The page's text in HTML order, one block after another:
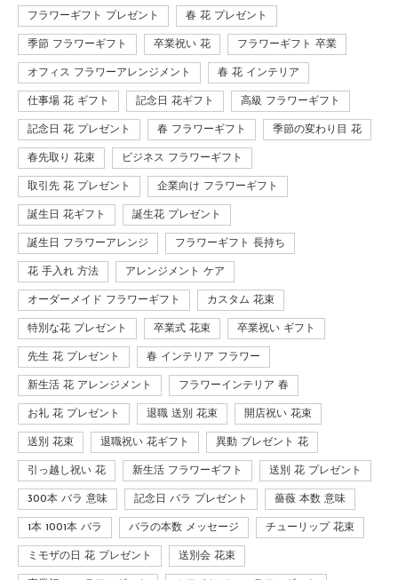
フラワーギフト プレゼント 春 花 プレゼント
季節 フラワーギフト 卒業祝い 花 フラワーギフト 卒業
オフィス フラワーアレンジメント 春 花 インテリア
仕事場 花 ギフト 記念日 花ギフト 高級 フラワーギフト
記念日 花 プレゼント 春 フラワーギフト 季節の変わり目 花
春先取り 花束 ビジネス フラワーギフト
取引先 花 プレゼント 企業向け フラワーギフト
誕生日 花ギフト 誕生花 プレゼント
誕生日 フラワーアレンジ フラワーギフト 長持ち
花 手入れ 方法 アレンジメント ケア
オーダーメイド フラワーギフト カスタム 花束
特別な花 プレゼント 卒業式 花束 卒業祝い ギフト
先生 花 プレゼント 春 インテリア フラワー
新生活 花 アレンジメント フラワーインテリア 春
お礼 花 プレゼント 退職 送別 花束 開店祝い 花束
送別 花束 退職祝い 花ギフト 異動 プレゼント 花
引っ越し祝い 花 新生活 フラワーギフト 送別 花 プレゼント
300本 バラ 意味 記念日 バラ プレゼント 薔薇 本数 意味
1本 1001本 バラ バラの本数 メッセージ チューリップ 花束
ミモザの日 花 プレゼント 送別会 花束